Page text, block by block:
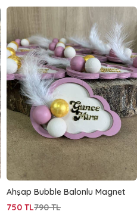
Ahşap Bubble Balonlu Magnet
790TL
750 TL